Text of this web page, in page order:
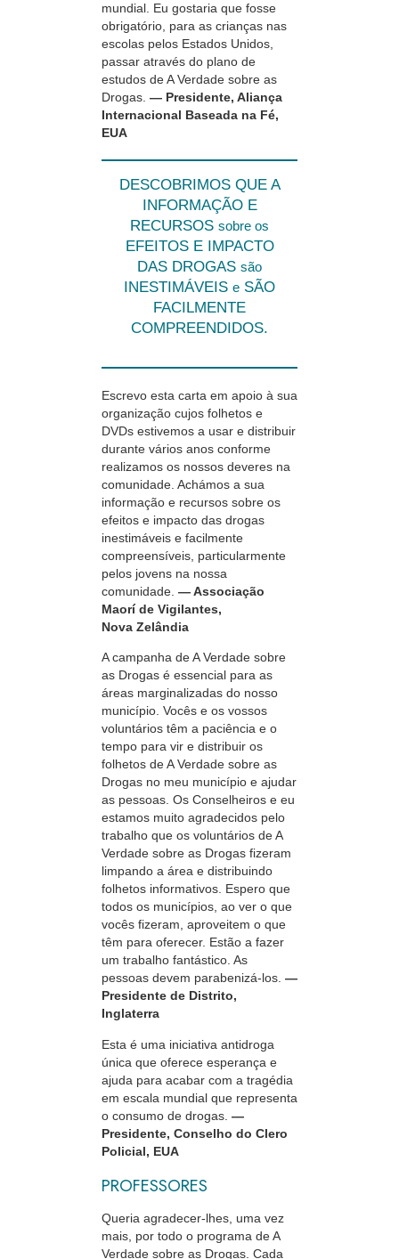
mundial. Eu gostaria que fosse
obrigatório, para as crianças nas
escolas pelos Estados Unidos,
passar através do plano de
estudos de A Verdade sobre as
Drogas. — Presidente, Aliança
Internacional Baseada na Fé,
EUA
DESCOBRIMOS QUE A
INFORMAÇÃO E
RECURSOS sobre os
EFEITOS E IMPACTO
DAS DROGAS são
INESTIMÁVEIS e SÃO
FACILMENTE
COMPREENDIDOS.
Escrevo esta carta em apoio à sua
organização cujos folhetos e
DVDs estivemos a usar e distribuir
durante vários anos conforme
realizamos os nossos deveres na
comunidade. Achámos a sua
informação e recursos sobre os
efeitos e impacto das drogas
inestimáveis e facilmente
compreensíveis, particularmente
pelos jovens na nossa
comunidade. — Associação
Maorí de Vigilantes,
Nova Zelândia
A campanha de A Verdade sobre
as Drogas é essencial para as
áreas marginalizadas do nosso
município. Vocês e os vossos
voluntários têm a paciência e o
tempo para vir e distribuir os
folhetos de A Verdade sobre as
Drogas no meu município e ajudar
as pessoas. Os Conselheiros e eu
estamos muito agradecidos pelo
trabalho que os voluntários de A
Verdade sobre as Drogas fizeram
limpando a área e distribuindo
folhetos informativos. Espero que
todos os municípios, ao ver o que
vocês fizeram, aproveitem o que
têm para oferecer. Estão a fazer
um trabalho fantástico. As
pessoas devem parabenizá-los. —
Presidente de Distrito,
Inglaterra
Esta é uma iniciativa antidroga
única que oferece esperança e
ajuda para acabar com a tragédia
em escala mundial que representa
o consumo de drogas. —
Presidente, Conselho do Clero
Policial, EUA
PROFESSORES
Queria agradecer‑lhes, uma vez
mais, por todo o programa de A
Verdade sobre as Drogas. Cada